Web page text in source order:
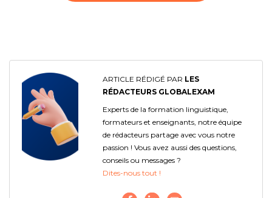
ARTICLE RÉDIGÉ PAR LES
RÉDACTEURS GLOBALEXAM
Experts de la formation linguistique,
formateurs et enseignants, notre équipe
de rédacteurs partage avec vous notre
passion ! Vous avez aussi des questions,
conseils ou messages ?
Dites-nous tout !